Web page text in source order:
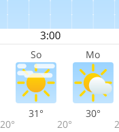
So Mo
20°
31°
20°
30°